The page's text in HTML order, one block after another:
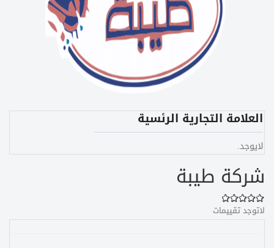
العلامة التجارية الرئسية
لايوجد.
شركة طيبة
لاتوجد تقييمات